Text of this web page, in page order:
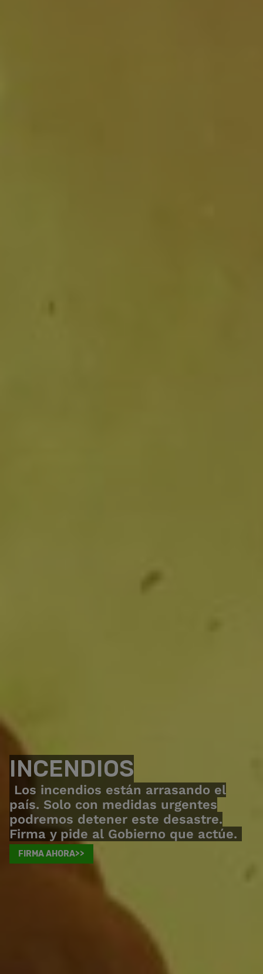
INCENDIOS
Los incendios están arrasando el
país. Solo con medidas urgentes
podremos detener este desastre.
Firma y pide al Gobierno que actúe.
FIRMA AHORA>>